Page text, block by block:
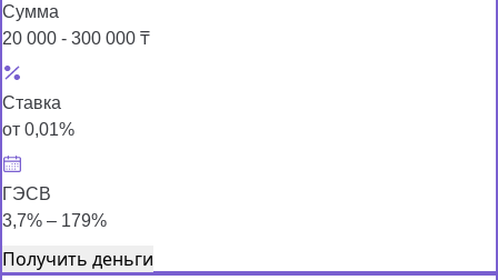
Сумма
20 000 - 300 000 ₸
Ставка
от 0,01%
ГЭСВ
3,7% – 179%
Получить деньги